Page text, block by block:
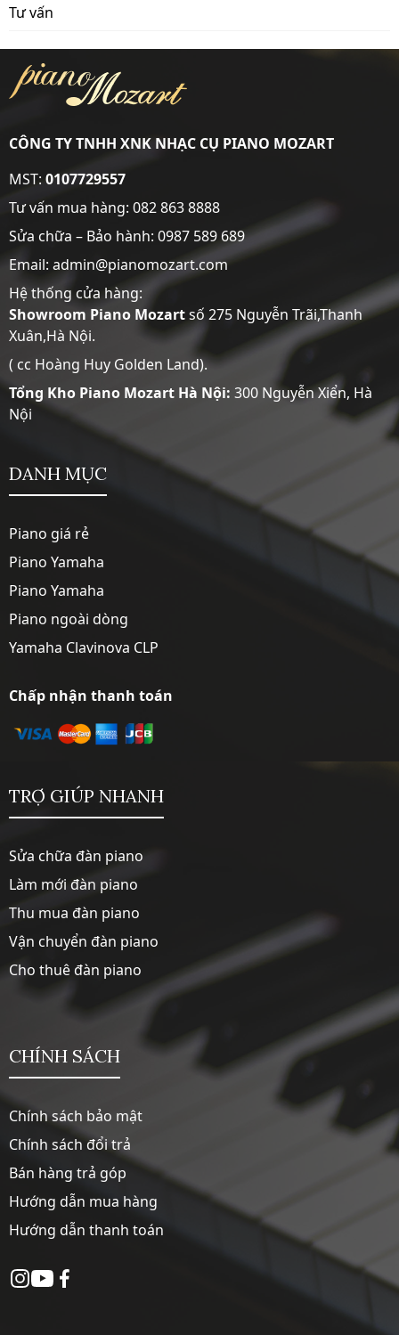
Tư vấn
CÔNG TY TNHH XNK NHẠC CỤ PIANO MOZART
MST:0107729557
Tư vấn mua hàng: 082 863 8888
Sửa chữa – Bảo hành: 0987 589 689
Email: admin@pianomozart.com
Hệ thống cửa hàng:
Showroom Piano Mozartsố 275 Nguyễn Trãi,Thanh
Xuân,Hà Nội.
( cc Hoàng Huy Golden Land).
Tổng Kho Piano Mozart Hà Nội: 300 Nguyễn Xiển, Hà
Nội
DANH MỤC
Piano giá rẻ
Piano Yamaha
Piano Yamaha
Piano ngoài dòng
Yamaha Clavinova CLP
Chấp nhận thanh toán
TRỢ GIÚP NHANH
Sửa chữa đàn piano
Làm mới đàn piano
Thu mua đàn piano
Vận chuyển đàn piano
Cho thuê đàn piano
CHÍNH SÁCH
Chính sách bảo mật
Chính sách đổi trả
Bán hàng trả góp
Hướng dẫn mua hàng
Hướng dẫn thanh toán